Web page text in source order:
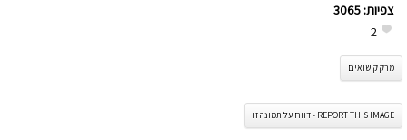
צפיות: 3065
2
מרק קישואים
REPORT THIS IMAGE - דווח על תמונה זו